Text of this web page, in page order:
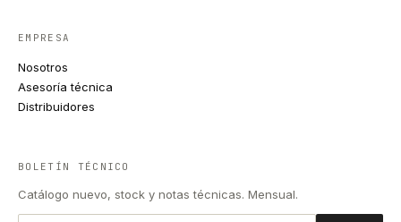
EMPRESA
Nosotros
Asesoría técnica
Distribuidores
BOLETÍN TÉCNICO
Catálogo nuevo, stock y notas técnicas. Mensual.